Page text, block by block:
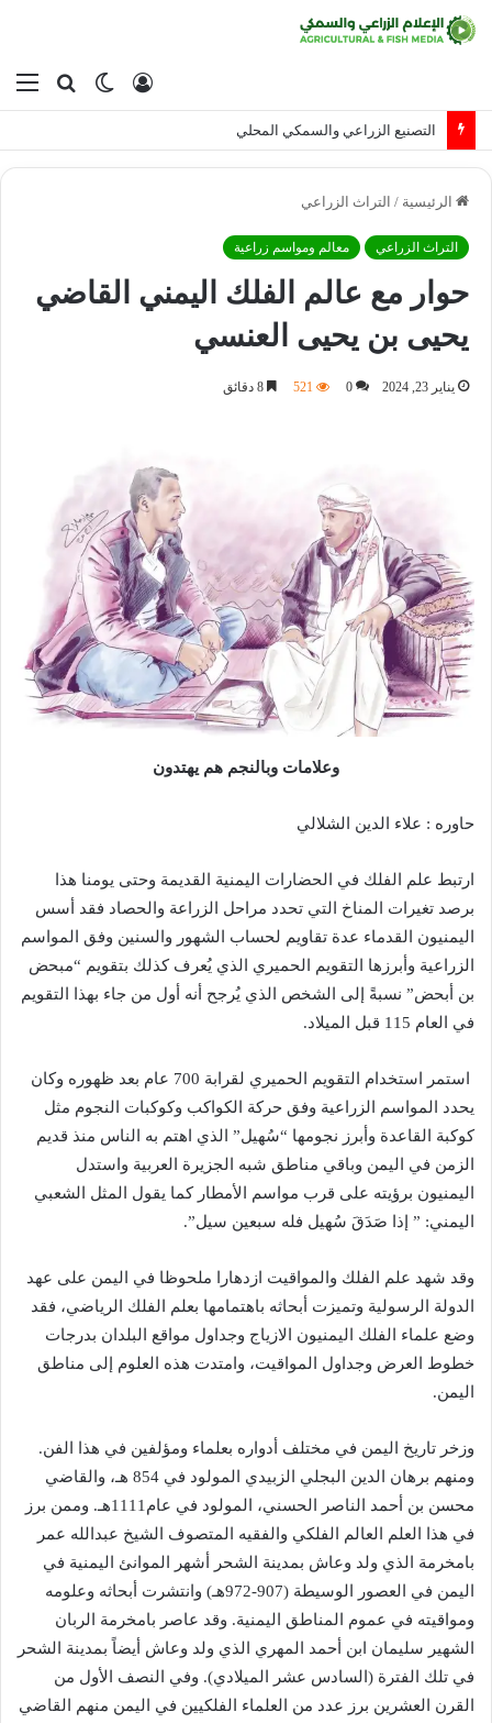
بحث
عن
الوضع
المظلم
تسجيل
الدخول
التصنيع الزراعي والسمكي المحلي
الرئيسية / التراث الزراعي
التراث الزراعي معالم ومواسم زراعية
حوار مع عالم الفلك اليمني القاضي
يحيى بن يحيى العنسي
يناير 23, 2024 0
521
وعلامات وبالنجم هم يهتدون
حاوره : علاء الدين الشلالي
ارتبط علم الفلك في الحضارات اليمنية القديمة وحتى يومنا هذا
برصد تغيرات المناخ التي تحدد مراحل الزراعة والحصاد فقد أسس
اليمنيون القدماء عدة تقاويم لحساب الشهور والسنين وفق المواسم
الزراعية وأبرزها التقويم الحميري الذي يُعرف كذلك بتقويم “مبحض
بن أبحض” نسبةً إلى الشخص الذي يُرجح أنه أول من جاء بهذا التقويم
في العام 115 قبل الميلاد.
استمر استخدام التقويم الحميري لقرابة 700 عام بعد ظهوره وكان
يحدد المواسم الزراعية وفق حركة الكواكب وكوكبات النجوم مثل
كوكبة القاعدة وأبرز نجومها “سُهيل” الذي اهتم به الناس منذ قديم
الزمن في اليمن وباقي مناطق شبه الجزيرة العربية واستدل
اليمنيون برؤيته على قرب مواسم الأمطار كما يقول المثل الشعبي
اليمني: ” إذا صَدَقَ سُهيل فله سبعين سيل”.
وقد شهد علم الفلك والمواقيت ازدهارا ملحوظا في اليمن على عهد
الدولة الرسولية وتميزت أبحاثه باهتمامها بعلم الفلك الرياضي، فقد
وضع علماء الفلك اليمنيون الازياج وجداول مواقع البلدان بدرجات
خطوط العرض وجداول المواقيت، وامتدت هذه العلوم إلى مناطق
اليمن.
وزخر تاريخ اليمن في مختلف أدواره بعلماء ومؤلفين في هذا الفن.
ومنهم برهان الدين البجلي الزبيدي المولود في 854 هـ، والقاضي
محسن بن أحمد الناصر الحسني، المولود في عام1111هـ. وممن برز
في هذا العلم العالم الفلكي والفقيه المتصوف الشيخ عبدالله عمر
بامخرمة الذي ولد وعاش بمدينة الشحر أشهر الموانئ اليمنية في
اليمن في العصور الوسيطة (907-972هـ) وانتشرت أبحاثه وعلومه
ومواقيته في عموم المناطق اليمنية. وقد عاصر بامخرمة الربان
الشهير سليمان ابن أحمد المهري الذي ولد وعاش أيضاً بمدينة الشحر
في تلك الفترة (السادس عشر الميلادي). وفي النصف الأول من
القرن العشرين برز عدد من العلماء الفلكيين في اليمن منهم القاضي